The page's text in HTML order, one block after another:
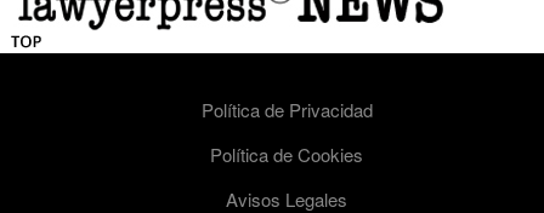
Política de Privacidad
Política de Cookies
Avisos Legales